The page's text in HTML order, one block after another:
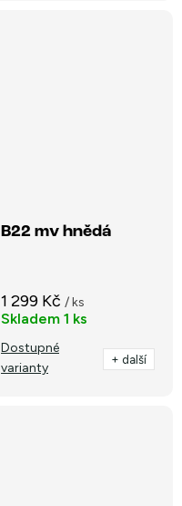
B22 mv hnědá
1 299 Kč / ks
Skladem 1 ks
Dostupné
varianty
+ další